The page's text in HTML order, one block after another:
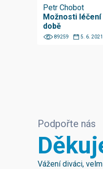
Petr Chobot
Možnosti léčení
době
89259 5. 6. 2021
Podpořte nás
Vážení diváci,